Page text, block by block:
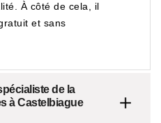
À côté de cela, il
et sans
de la
à Castelbiague